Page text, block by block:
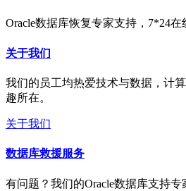
Oracle数据库恢复专家支持，7*24
关于我们
我们的员工均热爱技术与数据，计
趣所在。
关于我们
数据库救援服务
有问题？我们的Oracle数据库支持